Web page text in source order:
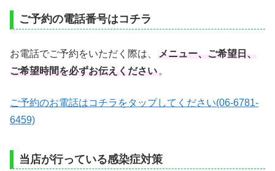
ご予約の電話番号はコチラ
お電話でご予約をいただく際は、
メニュー、ご希望日、
ご希望時間を必ずお伝えください 。
ご予約のお電話はコチラをタップしてください(06-6781-
6459)
当店が行っている感染症対策